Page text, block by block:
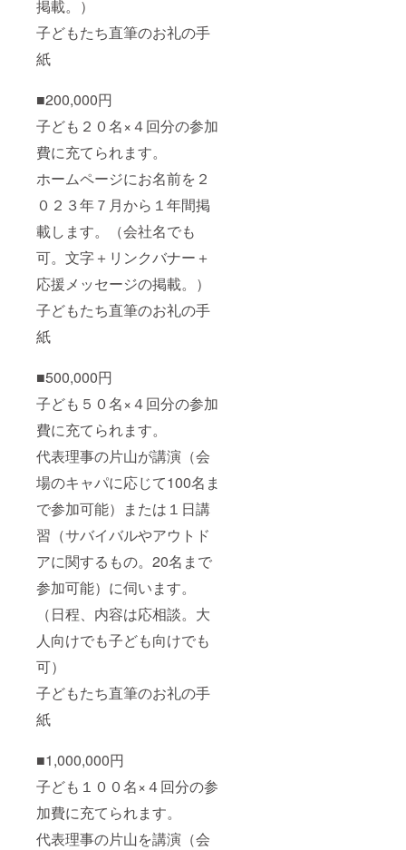
掲載。）
子どもたち直筆のお礼の手
紙
■200,000円
子ども２０名×４回分の参加
費に充てられます。
ホームページにお名前を２
０２３年７月から１年間掲
載します。（会社名でも
可。文字＋リンクバナー＋
応援メッセージの掲載。）
子どもたち直筆のお礼の手
紙
■500,000円
子ども５０名×４回分の参加
費に充てられます。
代表理事の片山が講演（会
場のキャパに応じて100名ま
で参加可能）または１日講
習（サバイバルやアウトド
アに関するもの。20名まで
参加可能）に伺います。
（日程、内容は応相談。大
人向けでも子ども向けでも
可）
子どもたち直筆のお礼の手
紙
■1,000,000円
子ども１００名×４回分の参
加費に充てられます。
代表理事の片山を講演（会